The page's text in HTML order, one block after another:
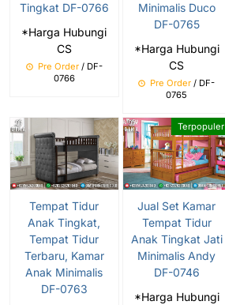
Tingkat DF-0766
*Harga Hubungi
CS
Pre Order/ DF-
0766
Minimalis Duco
DF-0765
*Harga Hubungi
CS
Pre Order / DF-
0765
Tempat Tidur
Anak Tingkat,
Tempat Tidur
Terbaru, Kamar
Anak Minimalis
DF-0763
Terpopuler
Jual Set Kamar
Tempat Tidur
Anak Tingkat Jati
Minimalis Andy
DF-0746
*Harga Hubungi